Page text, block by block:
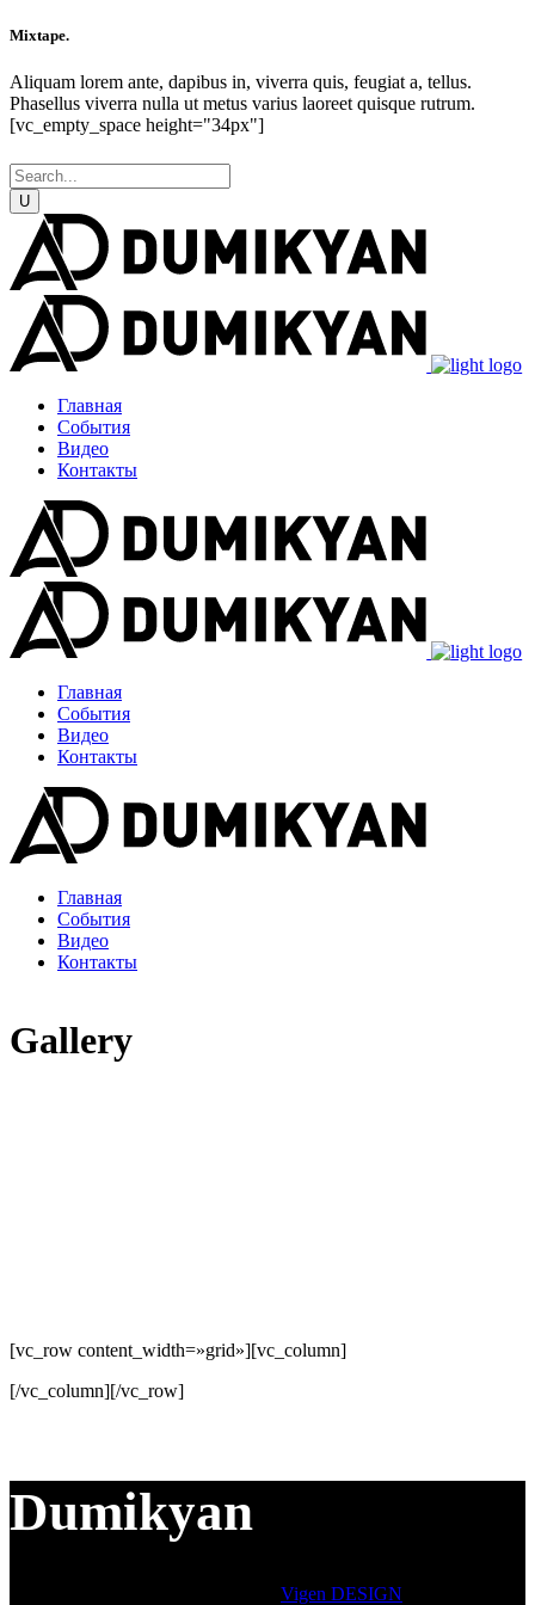
Mixtape.
Aliquam lorem ante, dapibus in, viverra quis, feugiat a, tellus.
Phasellus viverra nulla ut metus varius laoreet quisque rutrum.
[vc_empty_space height="34px"]
Главная
События
Видео
Контакты
Главная
События
Видео
Контакты
Главная
События
Видео
Контакты
Gallery
[vc_row content_width=»grid»][vc_column]
[/vc_column][/vc_row]
Dumikyan
Vigen DESIGN